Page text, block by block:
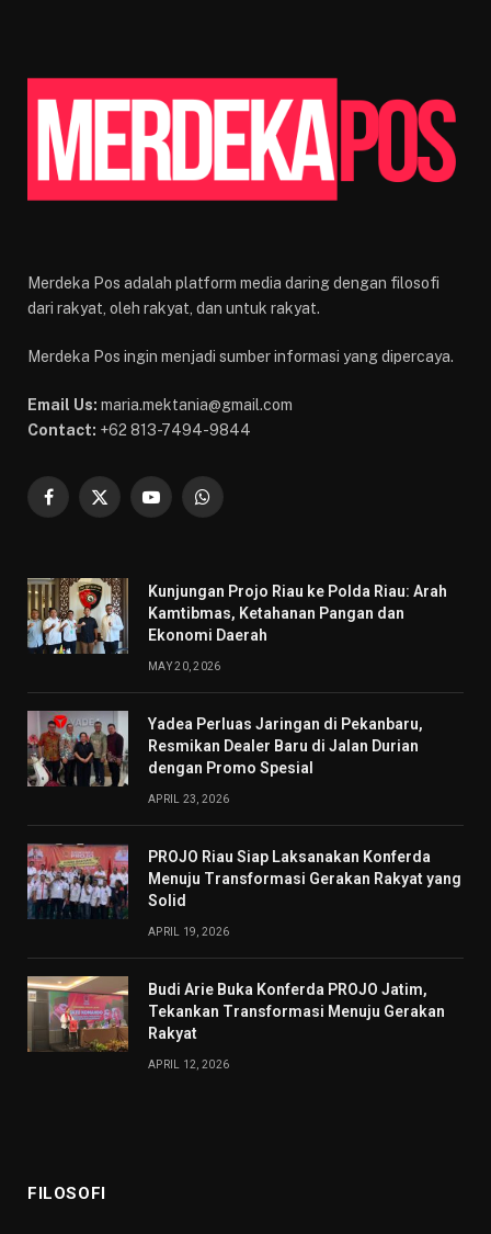
Merdeka Pos adalah platform media daring dengan filosofi
dari rakyat, oleh rakyat, dan untuk rakyat.
Merdeka Pos ingin menjadi sumber informasi yang dipercaya.
Email Us: maria.mektania@gmail.com
Contact: +62 813-7494-9844
Facebook
X
YouTubeWhatsApp
Kunjungan Projo Riau ke Polda Riau: Arah
Kamtibmas, Ketahanan Pangan dan
Ekonomi Daerah
MAY 20, 2026
Yadea Perluas Jaringan di Pekanbaru,
Resmikan Dealer Baru di Jalan Durian
dengan Promo Spesial
APRIL 23, 2026
PROJO Riau Siap Laksanakan Konferda
Menuju Transformasi Gerakan Rakyat yang
Solid
APRIL 19, 2026
Budi Arie Buka Konferda PROJO Jatim,
Tekankan Transformasi Menuju Gerakan
Rakyat
APRIL 12, 2026
FILOSOFI